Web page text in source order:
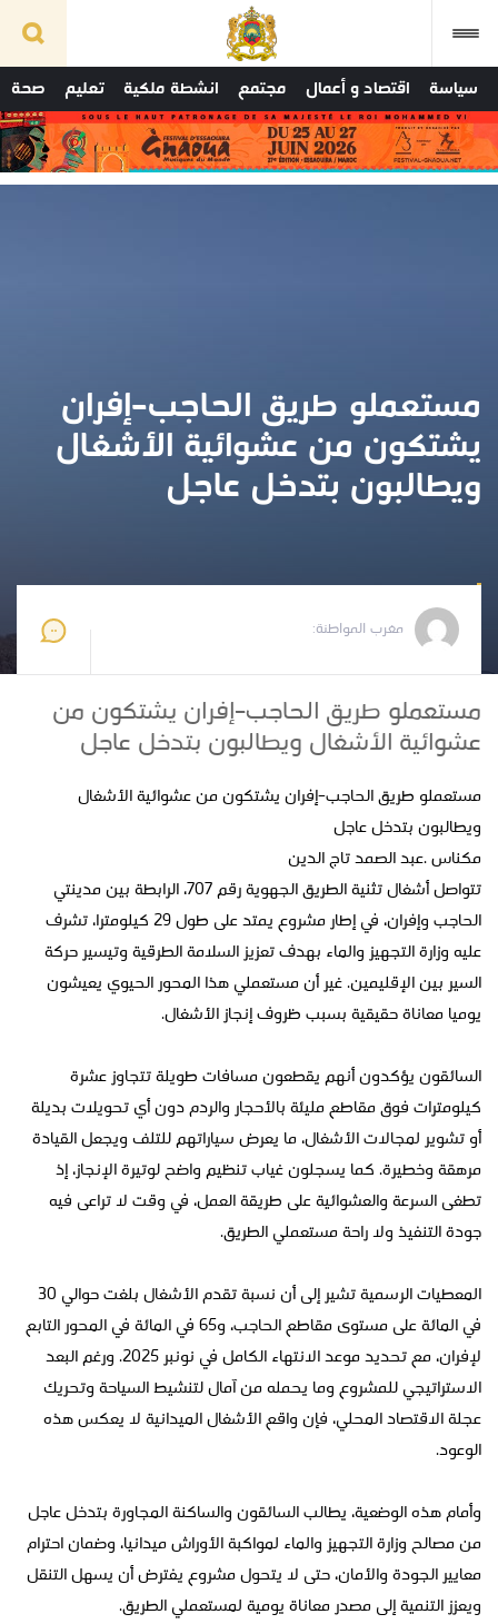
سياسة اقتصاد و أعمال مجتمع انشطة ملكية تعليم صحة
مستعملو طريق الحاجب–إفران
يشتكون من عشوائية الأشغال
ويطالبون بتدخل عاجل
مغرب المواطنة:
مستعملو طريق الحاجب–إفران يشتكون من
عشوائية الأشغال ويطالبون بتدخل عاجل
مستعملو طريق الحاجب–إفران يشتكون من عشوائية الأشغال
ويطالبون بتدخل عاجل
مكناس .عبد الصمد تاج الدين
تتواصل أشغال تثنية الطريق الجهوية رقم 707، الرابطة بين مدينتي
الحاجب وإفران، في إطار مشروع يمتد على طول 29 كيلومترا، تشرف
عليه وزارة التجهيز والماء بهدف تعزيز السلامة الطرقية وتيسير حركة
السير بين الإقليمين. غير أن مستعملي هذا المحور الحيوي يعيشون
يوميا معاناة حقيقية بسبب ظروف إنجاز الأشغال.
السائقون يؤكدون أنهم يقطعون مسافات طويلة تتجاوز عشرة
كيلومترات فوق مقاطع مليئة بالأحجار والردم دون أي تحويلات بديلة
أو تشوير لمجالات الأشغال، ما يعرض سياراتهم للتلف ويجعل القيادة
مرهقة وخطيرة. كما يسجلون غياب تنظيم واضح لوتيرة الإنجاز، إذ
تطغى السرعة والعشوائية على طريقة العمل، في وقت لا تراعى فيه
جودة التنفيذ ولا راحة مستعملي الطريق.
المعطيات الرسمية تشير إلى أن نسبة تقدم الأشغال بلغت حوالي 30
في المائة على مستوى مقاطع الحاجب، و65 في المائة في المحور التابع
لإفران، مع تحديد موعد الانتهاء الكامل في نونبر 2025. ورغم البعد
الاستراتيجي للمشروع وما يحمله من آمال لتنشيط السياحة وتحريك
عجلة الاقتصاد المحلي، فإن واقع الأشغال الميدانية لا يعكس هذه
الوعود.
وأمام هذه الوضعية، يطالب السائقون والساكنة المجاورة بتدخل عاجل
من مصالح وزارة التجهيز والماء لمواكبة الأوراش ميدانيا، وضمان احترام
معايير الجودة والأمان، حتى لا يتحول مشروع يفترض أن يسهل التنقل
ويعزز التنمية إلى مصدر معاناة يومية لمستعملي الطريق.